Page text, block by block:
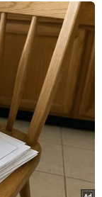
Hà Nội sẽ
Nguyễn Văn
xét xử 4 bị